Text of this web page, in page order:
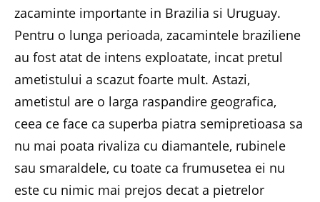
zacaminte importante in Brazilia si Uruguay.
Pentru o lunga perioada, zacamintele braziliene
au fost atat de intens exploatate, incat pretul
ametistului a scazut foarte mult. Astazi,
ametistul are o larga raspandire geografica,
ceea ce face ca superba piatra semipretioasa sa
nu mai poata rivaliza cu diamantele, rubinele
sau smaraldele, cu toate ca frumusetea ei nu
este cu nimic mai prejos decat a pietrelor